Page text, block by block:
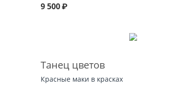
9 500₽
Танец цветов
Красные маки в красках